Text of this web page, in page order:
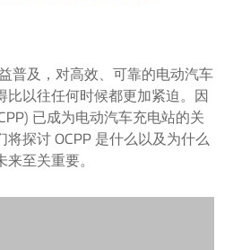
普及，对高效、可靠的电动汽车
比以往任何时候都更加紧迫。因
已成为电动汽车充电站的关
探讨 OCPP 是什么以及为什么
至关重要。